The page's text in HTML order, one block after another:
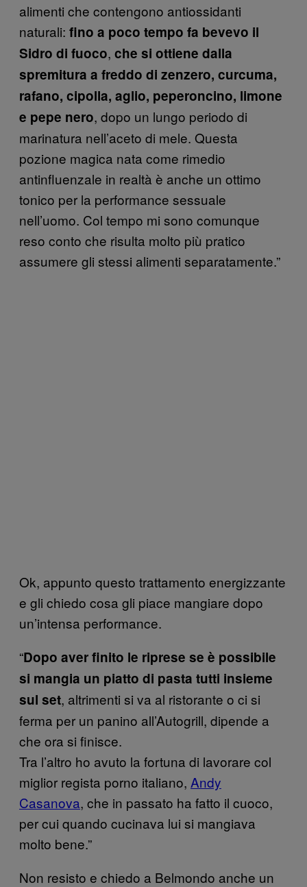
alimenti che contengono antiossidanti
naturali: fino a poco tempo fa bevevo il
Sidro di fuoco, che si ottiene dalla
spremitura a freddo di zenzero, curcuma,
rafano, cipolla, aglio, peperoncino, limone
e pepe nero, dopo un lungo periodo di
marinatura nell’aceto di mele. Questa
pozione magica nata come rimedio
antinfluenzale in realtà è anche un ottimo
tonico per la performance sessuale
nell’uomo. Col tempo mi sono comunque
reso conto che risulta molto più pratico
assumere gli stessi alimenti separatamente.”
Ok, appunto questo trattamento energizzante
e gli chiedo cosa gli piace mangiare dopo
un’intensa performance.
“Dopo aver finito le riprese se è possibile
si mangia un piatto di pasta tutti insieme
sul set, altrimenti si va al ristorante o ci si
ferma per un panino all’Autogrill, dipende a
che ora si finisce.
Tra l’altro ho avuto la fortuna di lavorare col
miglior regista porno italiano, Andy
Casanova, che in passato ha fatto il cuoco,
per cui quando cucinava lui si mangiava
molto bene.”
Non resisto e chiedo a Belmondo anche un